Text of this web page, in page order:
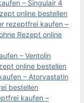
– Singulair 4
online bestellen
rezeptfrei kaufen –
Rezept online
– Ventolin
online bestellen
– Atorvastatin
bestellen
kaufen –